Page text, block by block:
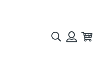
Търсене